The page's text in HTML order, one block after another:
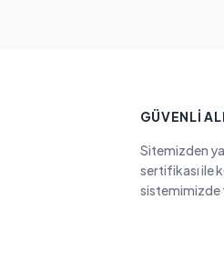
GÜVENLI
Sitemizden
sertifikası ile
sistemimizde